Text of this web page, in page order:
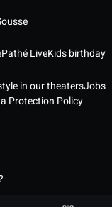
Pathé LiveKids birthday
in our theatersJobs
Protection Policy